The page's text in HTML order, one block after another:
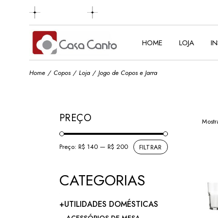
HOME LOJA
Home Copos Loja Jogo de Copos e Jarra
PREÇO
Preço
Preço
FILTRAR
Preço: R$ 140 — R$ 200
CATEGORIAS
+UTILIDADES DOMÉSTICAS